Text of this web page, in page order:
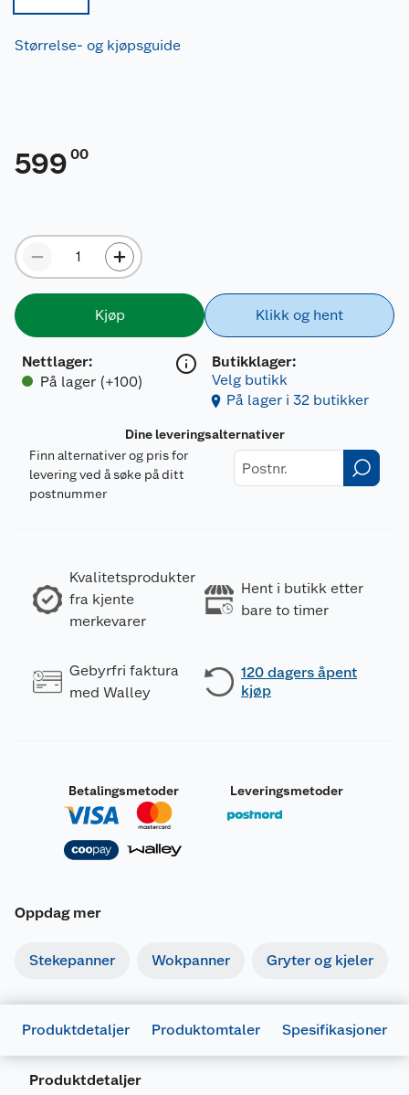
Størrelse- og kjøpsguide
599 00
Kjøp
Nettlager:
På lager (+100)
Klikk og hent
Butikklager:
Velg butikk
På lager i 32 butikker
Dine leveringsalternativer
Finn alternativer og pris for
levering ved å søke på ditt
postnummer
Kvalitetsprodukter
fra kjente
merkevarer
Hent i butikk etter
bare to timer
Gebyrfri faktura
med Walley
120 dagers åpent
kjøp
Betalingsmetoder Leveringsmetoder
Oppdag mer
Stekepanner Wokpanner Gryter og kjeler
Produktdetaljer Produktomtaler Spesifikasjoner
Produktdetaljer